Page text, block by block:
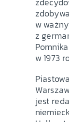
w
z
w 1973
jest